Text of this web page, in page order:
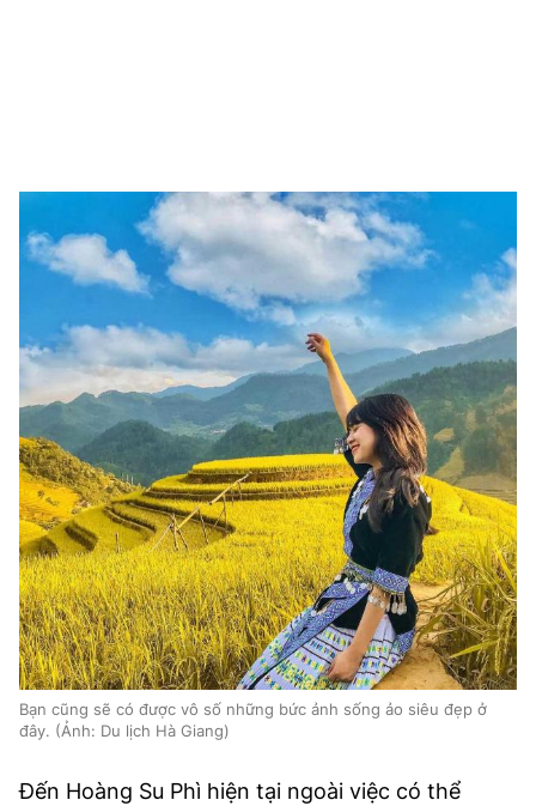
Bạn cũng sẽ có được vô số những bức ảnh sống ảo siêu đẹp ở
đây. (Ảnh: Du lịch Hà Giang)
Đến Hoàng Su Phì hiện tại ngoài việc có thể